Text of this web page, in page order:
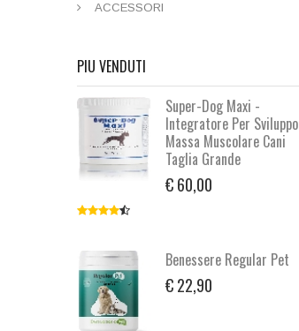
ACCESSORI
PIU VENDUTI
Super-Dog Maxi -
Integratore Per Sviluppo
Massa Muscolare Cani
Taglia Grande
€ 60,00
Benessere Regular Pet
€ 22,90